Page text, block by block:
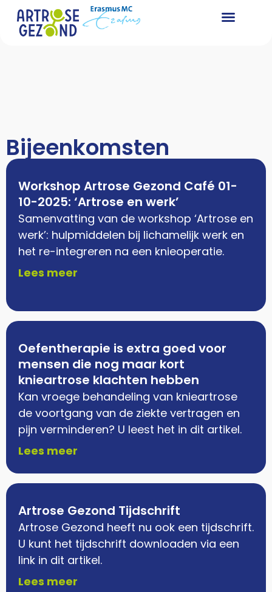
Bijeenkomsten
Workshop Artrose Gezond Café 01-
10-2025: ‘Artrose en werk’
Samenvatting van de workshop ‘Artrose en
werk’: hulpmiddelen bij lichamelijk werk en
het re-integreren na een knieoperatie.
Lees meer
Oefentherapie is extra goed voor
mensen die nog maar kort
knieartrose klachten hebben
Kan vroege behandeling van knieartrose
de voortgang van de ziekte vertragen en
pijn verminderen? U leest het in dit artikel.
Lees meer
Artrose Gezond Tijdschrift
Artrose Gezond heeft nu ook een tijdschrift.
U kunt het tijdschrift downloaden via een
link in dit artikel.
Lees meer